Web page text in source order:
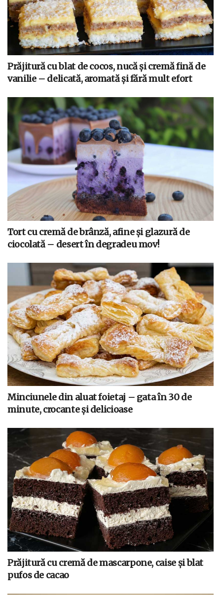
Prăjitură cu blat de cocos, nucă și cremă fină de
vanilie – delicată, aromată și fără mult efort
Tort cu cremă de brânză, afine și glazură de
ciocolată – desert în degradeu mov!
Minciunele din aluat foietaj – gata în 30 de
minute, crocante și delicioase
Prăjitură cu cremă de mascarpone, caise și blat
pufos de cacao